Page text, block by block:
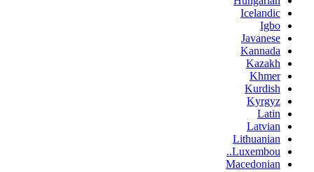
Icelandic
Igbo
Javanese
Kannada
Kazakh
Khmer
Kurdish
Kyrgyz
Latin
Latvian
Lithuanian
Luxembou..
Macedonian